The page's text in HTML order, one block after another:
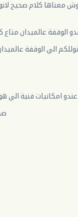
معناها كلام صحيح
الوقفة عالميدان
الي الوقفة
عندو امكانيات فنية